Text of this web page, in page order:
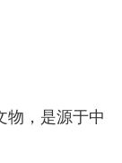
， 是源于中